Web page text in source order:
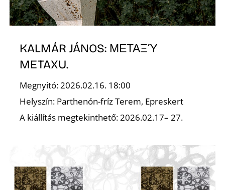
KALMÁR JÁNOS: ΜΕΤΑΞΎ
METAXU.
Megnyitó: 2026.02.16. 18:00
Helyszín: Parthenón-fríz Terem, Epreskert
A kiállítás megtekinthető: 2026.02.17– 27.